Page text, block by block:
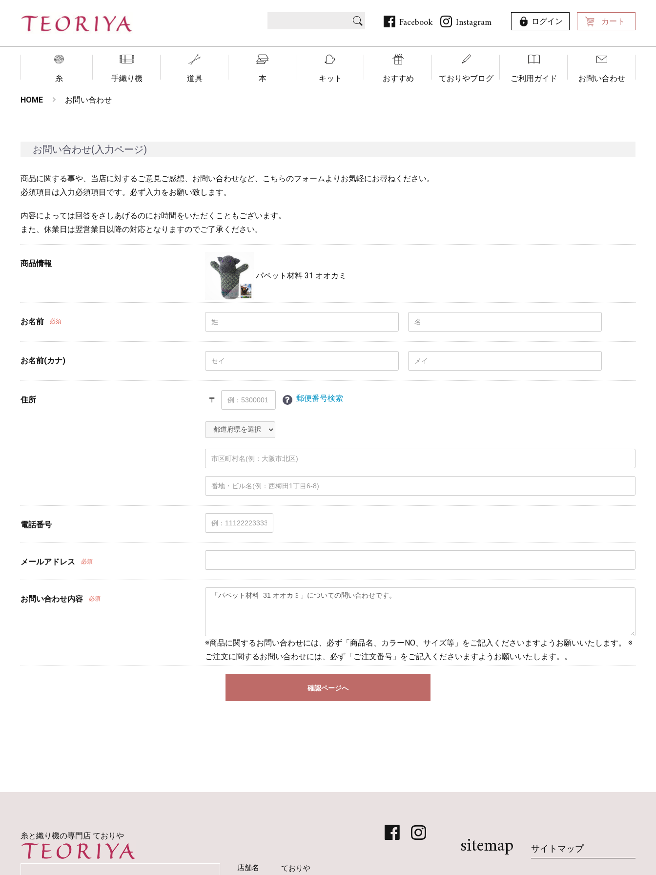
Facebook Instagram ログイン カート
糸 手織り機 道具 本 キット おすすめ ておりやブログ ご利用ガイド お問い合わせ
HOME お問い合わせ
お問い合わせ(入力ページ)
商品に関する事や、当店に対するご意見ご感想、お問い合わせなど、こちらのフォームよりお気軽にお尋ねください。
必須項目は入力必須項目です。必ず入力をお願い致します。
内容によっては回答をさしあげるのにお時間をいただくこともございます。
また、休業日は翌営業日以降の対応となりますのでご了承ください。
商品情報
パペット材料 31 オオカミ
お名前 必須
お名前(カナ)
住所 〒 郵便番号検索
電話番号
メールアドレス 必須
お問い合わせ内容 必須
※商品に関するお問い合わせには、必ず「商品名、カラーNO、サイズ等」をご記入くださいますようお願いいたします。 ※
ご注文に関するお問い合わせには、必ず「ご注文番号」をご記入くださいますようお願いいたします。。
確認ページへ
糸と織り機の専門店 ておりや
店舗名 ておりや
sitemap サイトマップ